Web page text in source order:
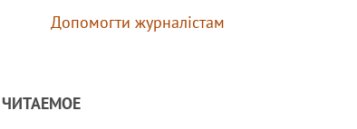
Допомогти журналістам
ЧИТАЕМОЕ